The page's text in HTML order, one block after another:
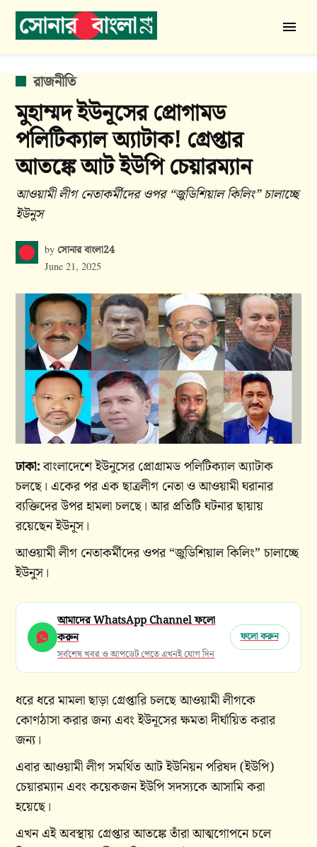
Skip
বাংলা
24
POSTED
রাজনীতি
মুহাম্মদ ইউনূসের প্রোগামড
পলিটিক্যাল অ্যাটাক! গ্রেপ্তার
আতঙ্কে আট ইউপি চেয়ারম্যান
আওয়ামী লীগ নেতাকর্মীদের ওপর “জুডিশিয়াল কিলিং” চালাচ্ছে
ইউনুস
by সোনার বাংলা24
June 21, 2025
ঢাকা:বাংলাদেশে ইউনুসের প্রোগ্রামড পলিটিক্যাল অ্যাটাক
চলছে। একের পর এক ছাত্রলীগ নেতা ও আওয়ামী ঘরানার
ব্যক্তিদের উপর হামলা চলছে। আর প্রতিটি ঘটনার ছায়ায়
রয়েছেন ইউনূস।
আওয়ামী লীগ নেতাকর্মীদের ওপর “জুডিশিয়াল কিলিং” চালাচ্ছে
ইউনুস।
আমাদের WhatsApp Channel ফলো
করুন
সর্বশেষ খবর ও আপডেট পেতে এখনই যোগ দিন
ফলো করুন
ধরে ধরে মামলা ছাড়া গ্রেপ্তারি চলছে আওয়ামী লীগকে
কোণঠাসা করার জন্য এবং ইউনূসের ক্ষমতা দীর্ঘায়িত করার
জন্য।
এবার আওয়ামী লীগ সমর্থিত আট ইউনিয়ন পরিষদ (ইউপি)
চেয়ারম্যান এবং কয়েকজন ইউপি সদস্যকে আসামি করা
হয়েছে।
এখন এই অবস্থায় গ্রেপ্তার আতঙ্কে তাঁরা আত্মগোপনে চলে